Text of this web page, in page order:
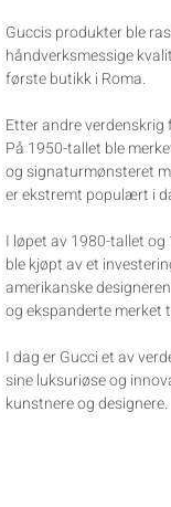
Guccis produkter ble
håndverksmessige
første butikk i Roma.
Etter andre
På 1950-tallet ble
og signaturmønsteret
er ekstremt populært i
I løpet av 1980-tallet
ble kjøpt av et
amerikanske
og ekspanderte merket
I dag er Gucci et av
sine luksuriøse og
kunstnere og designere.